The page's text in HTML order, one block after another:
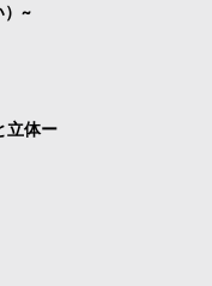
）~
立体ー